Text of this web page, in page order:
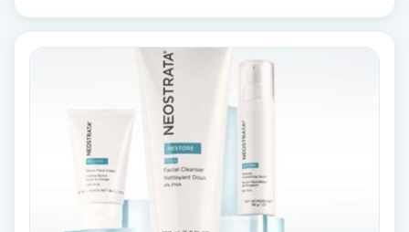
Nageltrång
Naglar borttagning